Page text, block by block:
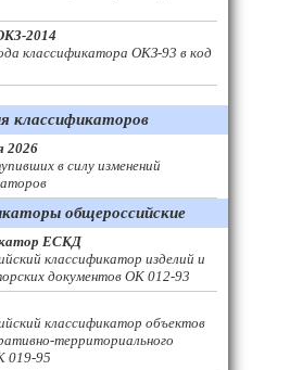
2014
классификатора ОКЗ-93 в код
классификаторов
2026
в силу изменений
общероссийские
ЕСКД
классификатор изделий и
документов ОК 012-93
классификатор объектов
территориального
019-95